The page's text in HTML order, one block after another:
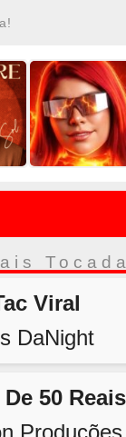
Viral
DaNight
50 Reais
Produções